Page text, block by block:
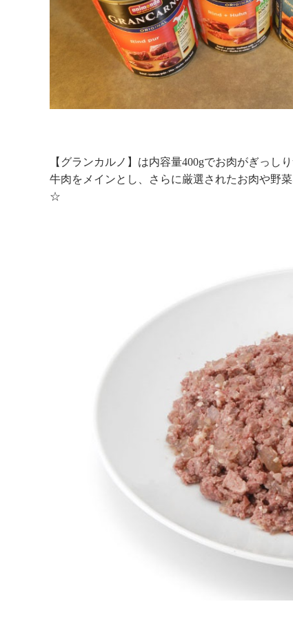
【グランカルノ】は内容量400gでお肉がぎっし
牛肉をメインとし、さらに厳選されたお肉や野
☆